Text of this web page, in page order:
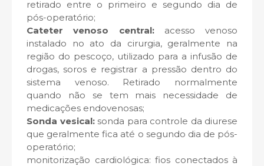
retirado entre o primeiro e segundo dia de
pós-operatório;
Cateter venoso central:acesso venoso
instalado no ato da cirurgia, geralmente na
região do pescoço, utilizado para a infusão de
drogas, soros e registrar a pressão dentro do
sistema venoso. Retirado normalmente
quando não se tem mais necessidade de
medicações endovenosas;
Sonda vesical: sonda para controle da diurese
que geralmente fica até o segundo dia de pós-
operatório;
monitorização cardiológica: fios conectados à